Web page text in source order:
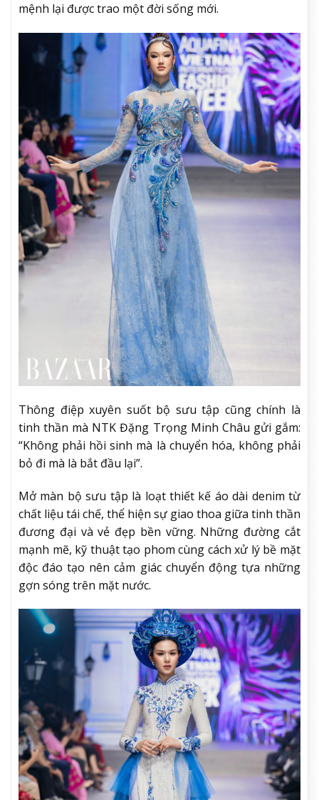
mệnh lại được trao một đời sống mới.
Thông điệp xuyên suốt bộ sưu tập cũng chính là
tinh thần mà NTK Đặng Trọng Minh Châu gửi gắm:
“Không phải hồi sinh mà là chuyển hóa, không phải
bỏ đi mà là bắt đầu lại”.
Mở màn bộ sưu tập là loạt thiết kế áo dài denim từ
chất liệu tái chế, thể hiện sự giao thoa giữa tinh thần
đương đại và vẻ đẹp bền vững. Những đường cắt
mạnh mẽ, kỹ thuật tạo phom cùng cách xử lý bề mặt
độc đáo tạo nên cảm giác chuyển động tựa những
gợn sóng trên mặt nước.